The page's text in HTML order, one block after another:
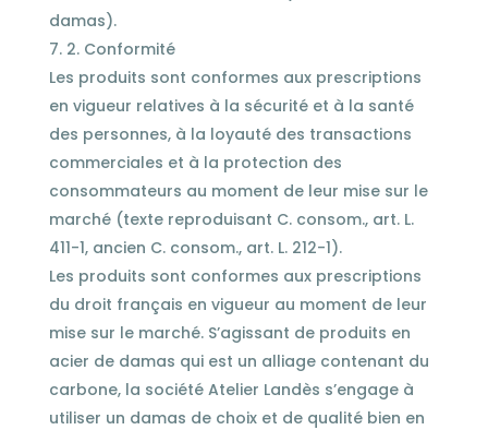
damas).
2. Conformité
Les produits sont conformes aux prescriptions
en vigueur relatives à la sécurité et à la santé
des personnes, à la loyauté des transactions
commerciales et à la protection des
consommateurs au moment de leur mise sur le
marché (texte reproduisant C. consom., art. L.
411-1, ancien C. consom., art. L. 212-1).
Les produits sont conformes aux prescriptions
du droit français en vigueur au moment de leur
mise sur le marché. S’agissant de produits en
acier de damas qui est un alliage contenant du
carbone, la société Atelier Landès s’engage à
utiliser un damas de choix et de qualité bien en